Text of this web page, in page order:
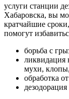
услуги станции
Хабаровска, вы
кратчайшие
помогут
борьба с
ликвидация
мухи,
обработка